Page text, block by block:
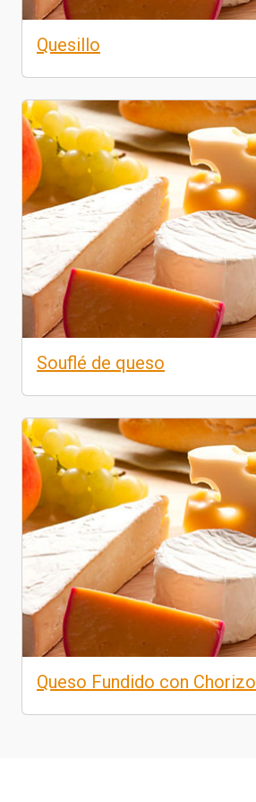
Quesillo
Souflé de queso
Queso Fundido con Chorizo